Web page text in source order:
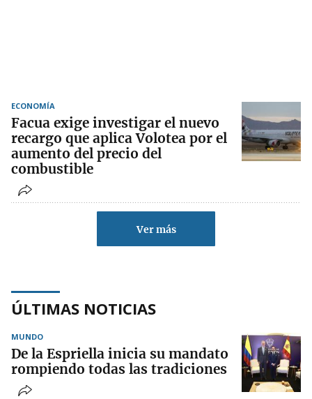
ECONOMÍA
Facua exige investigar el nuevo
recargo que aplica Volotea por el
aumento del precio del
combustible
Ver más
ÚLTIMAS NOTICIAS
MUNDO
De la Espriella inicia su mandato
rompiendo todas las tradiciones